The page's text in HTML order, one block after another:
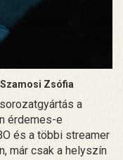
Zsófia
a
érdemes-e
és a többi streamer
már csak a helyszín